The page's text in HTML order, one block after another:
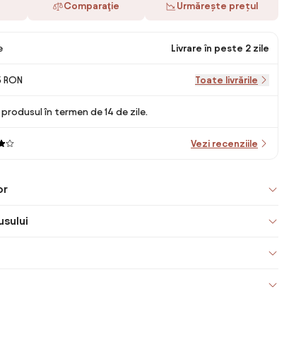
Comparaţie Urmărește prețul
Livrare în peste 2 zile
Toate livrările
în termen de 14 de zile.
Vezi recenziile